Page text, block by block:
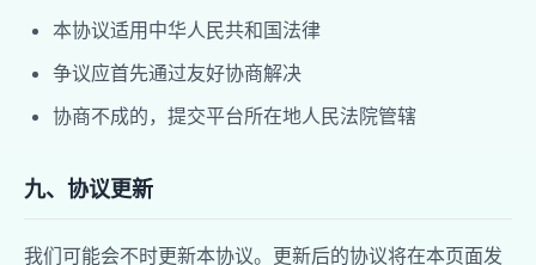
本协议适用中华人民共和国法律
争议应首先通过友好协商解决
协商不成的，提交平台所在地人民法院管辖
九、协议更新
我们可能会不时更新本协议。更新后的协议将在本页面发